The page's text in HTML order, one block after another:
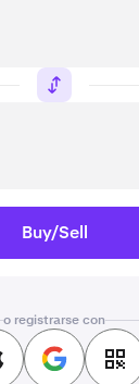
Buy/Sell
o registrarse con